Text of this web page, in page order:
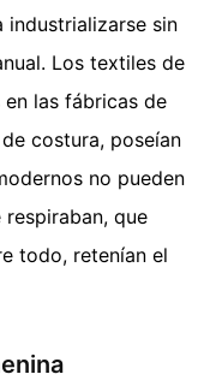
industrializarse sin
Los textiles de
las fábricas de
costura, poseían
no pueden
que
todo, retenían el